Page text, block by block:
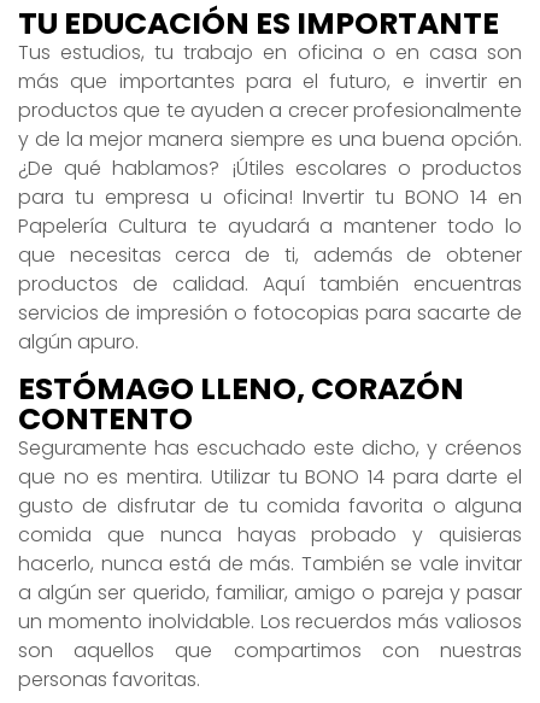
TU EDUCACIÓN ES IMPORTANTE
Tus estudios, tu trabajo en oficina o en casa son
más que importantes para el futuro, e invertir en
productos que te ayuden a crecer profesionalmente
y de la mejor manera siempre es una buena opción.
¿De qué hablamos? ¡Útiles escolares o productos
para tu empresa u oficina! Invertir tu BONO 14 en
Papelería Cultura te ayudará a mantener todo lo
que necesitas cerca de ti, además de obtener
productos de calidad. Aquí también encuentras
servicios de impresión o fotocopias para sacarte de
algún apuro.
ESTÓMAGO LLENO, CORAZÓN
CONTENTO
Seguramente has escuchado este dicho, y créenos
que no es mentira. Utilizar tu BONO 14 para darte el
gusto de disfrutar de tu comida favorita o alguna
comida que nunca hayas probado y quisieras
hacerlo, nunca está de más. También se vale invitar
a algún ser querido, familiar, amigo o pareja y pasar
un momento inolvidable. Los recuerdos más valiosos
son aquellos que compartimos con nuestras
personas favoritas.